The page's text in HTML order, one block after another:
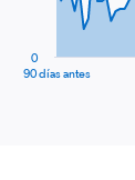
90 días antes
0